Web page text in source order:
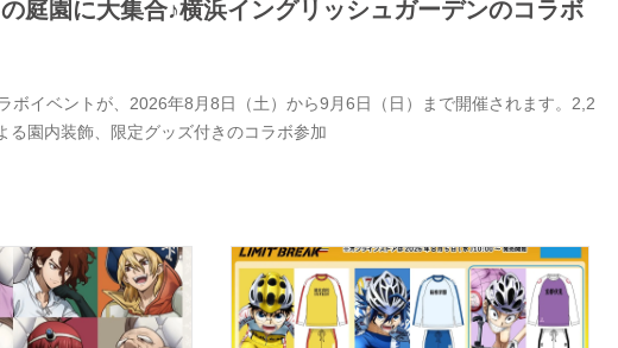
庭園に大集合♪横浜イングリッシュガーデンのコラボ
イベントが、2026年8月8日（土）から9月6日（日）まで開催されます。2,2
園内装飾、限定グッズ付きのコラボ参加